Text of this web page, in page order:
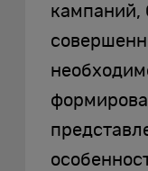
кампаний,